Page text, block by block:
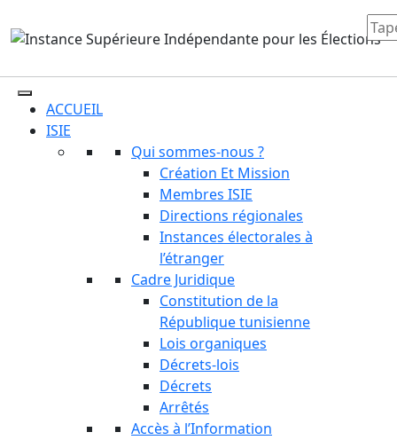
ACCUEIL
ISIE
Qui sommes-nous ?
Création Et Mission
Membres ISIE
Directions régionales
Instances électorales à
l’étranger
Cadre Juridique
Constitution de la
République tunisienne
Lois organiques
Décrets-lois
Décrets
Arrêtés
Accès à l’Information